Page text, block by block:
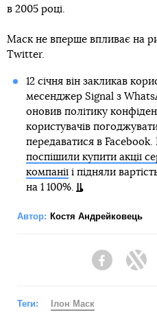
в 2005 році.
Маск не вперше впливає на
Twitter.
12 січня він закликав
месенджер Signal з
оновив політику
користувачів
передаватися в Facebook.
поспішили купити акції
компаніїі підняли
на 1 100%.
Автор: Костя Андрейковець
Facebook
Теги: Ілон Маск